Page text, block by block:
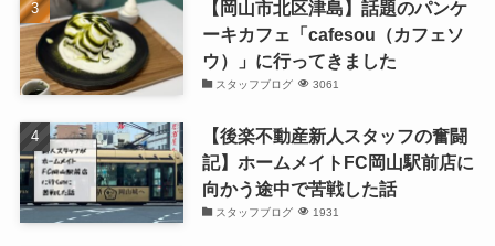
【岡山市北区津島】話題のパンケ
ーキカフェ「cafesou（カフェソ
ウ）」に行ってきました
スタッフブログ 3061
【後楽不動産新人スタッフの奮闘
記】ホームメイトFC岡山駅前店に
向かう途中で苦戦した話
スタッフブログ 1931